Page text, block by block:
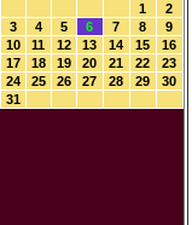
1
2
3
4 5 6 7 8
9
10
11 12 13 14 15
16
17
18 19 20 21 22
23
24
25 26 27 28 29
30
31